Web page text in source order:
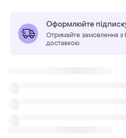
Оформлюйте
Отримайте замовлення з
доставкою